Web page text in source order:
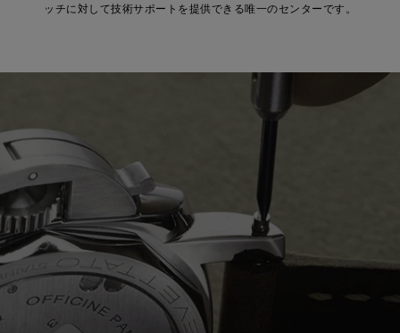
ッチに対して技術サポートを提供できる唯一のセンターです。